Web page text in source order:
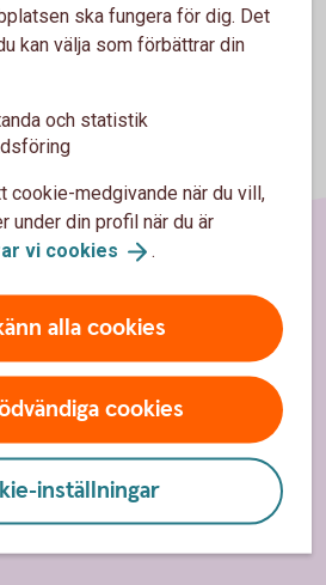
ska fungera för dig. Det
kan välja som förbättrar din
och statistik
cookie-medgivande när du vill,
under din profil när du är
vi cookies .
alla cookies
cookies
inställningar